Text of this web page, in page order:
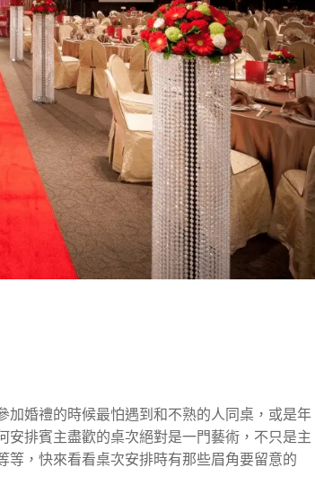
加婚禮的時候最怕遇到和不熟的人同桌，或是年
排賓主盡歡的桌次絕對是一門藝術，不只是主
，快來看看桌次安排時有那些眉角要留意的